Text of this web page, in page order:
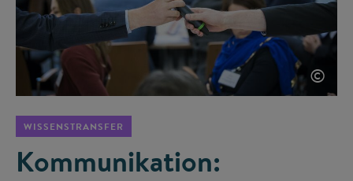
©
WISSENSTRANSFER
Kommunikation: